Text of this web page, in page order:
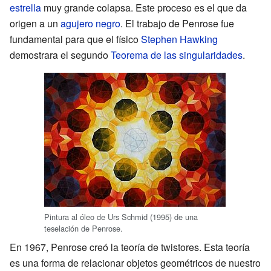
estrella muy grande colapsa. Este proceso es el que da
origen a un agujero negro. El trabajo de Penrose fue
fundamental para que el físicoStephen Hawking
demostrara el segundoTeorema de las singularidades.
Pintura al óleo de Urs Schmid (1995) de una
teselación de Penrose.
En 1967, Penrose creó la teoría de twistores. Esta teoría
es una forma de relacionar objetos geométricos de nuestro